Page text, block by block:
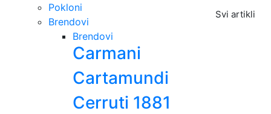
Svi artikli
Pokloni
Brendovi
Brendovi
Carmani
Cartamundi
Cerruti 1881